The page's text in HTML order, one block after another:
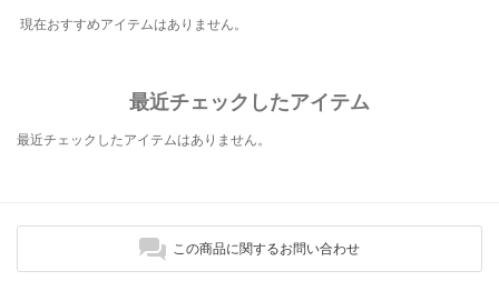
現在おすすめアイテムはありません。
最近チェックしたアイテム
最近チェックしたアイテムはありません。
この商品に関するお問い合わせ